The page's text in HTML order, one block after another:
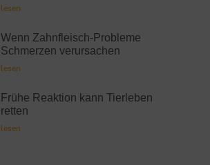
lesen
Wenn Zahnfleisch-Probleme
Schmerzen verursachen
lesen
Frühe Reaktion kann Tierleben
retten
lesen